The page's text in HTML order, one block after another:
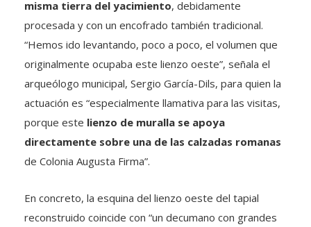
misma tierra del yacimiento, debidamente
procesada y con un encofrado también tradicional.
“Hemos ido levantando, poco a poco, el volumen que
originalmente ocupaba este lienzo oeste”, señala el
arqueólogo municipal, Sergio García-Dils, para quien la
actuación es “especialmente llamativa para las visitas,
porque este lienzo de muralla se apoya
directamente sobre una de las calzadas romanas
de Colonia Augusta Firma”.
En concreto, la esquina del lienzo oeste del tapial
reconstruido coincide con “un decumano con grandes